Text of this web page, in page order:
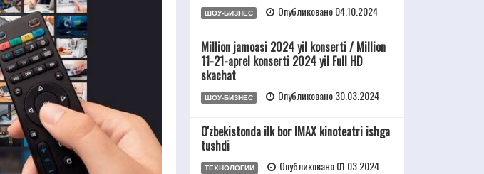
ШОУ-БИЗНЕС Опубликовано 04.10.2024
Million jamoasi 2024 yil konserti / Million
11-21-aprel konserti 2024 yil Full HD
skachat
ШОУ-БИЗНЕС Опубликовано 30.03.2024
O'zbekistonda ilk bor IMAX kinoteatri ishga
tushdi
ТЕХНОЛОГИИ Опубликовано 01.03.2024